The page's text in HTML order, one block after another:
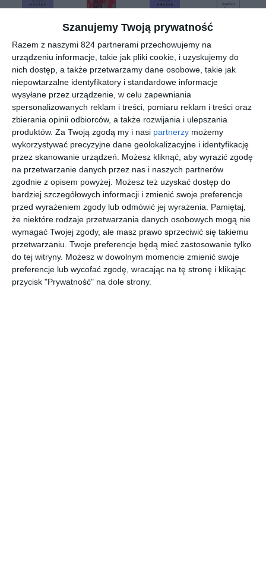
Szanujemy Twoją prywatność
Razem z naszymi 824 partnerami przechowujemy na
urządzeniu informacje, takie jak pliki cookie, i uzyskujemy do
nich dostęp, a także przetwarzamy dane osobowe, takie jak
niepowtarzalne identyfikatory i standardowe informacje
wysyłane przez urządzenie, w celu zapewniania
spersonalizowanych reklam i treści, pomiaru reklam i treści oraz
zbierania opinii odbiorców, a także rozwijania i ulepszania
produktów. Za Twoją zgodą my i nasi partnerzy możemy
wykorzystywać precyzyjne dane geolokalizacyjne i identyfikację
przez skanowanie urządzeń. Możesz kliknąć, aby wyrazić zgodę
na przetwarzanie danych przez nas i naszych partnerów
zgodnie z opisem powyżej. Możesz też uzyskać dostęp do
bardziej szczegółowych informacji i zmienić swoje preferencje
przed wyrażeniem zgody lub odmówić jej wyrażenia.
Pamiętaj,
że niektóre rodzaje przetwarzania danych osobowych mogą nie
wymagać Twojej zgody, ale masz prawo sprzeciwić się takiemu
przetwarzaniu. Twoje preferencje będą mieć zastosowanie tylko
do tej witryny. Możesz w dowolnym momencie zmienić swoje
preferencje lub wycofać zgodę, wracając na tę stronę i klikając
przycisk "Prywatność" na dole strony.
Opowiada
nia
zebrane.
Tom 2
Sławomir
Mrożek
[ książka, e-book ]
Tango
Sławomir
Mrożek
[ książka, e-book ]
Opowiada
nia
zebrane.
Tom 1
Sławomir
Mrożek
Teatr 1
Sławomir
Mrożek
Emigranci
Sławomir
Mrożek
Trzy
tragedie i
karnawał
Sławomir
Mrożek
Trzy
dłuższe
historie
Sławomir
Mrożek
Słoń
Sławomir
Mrożek